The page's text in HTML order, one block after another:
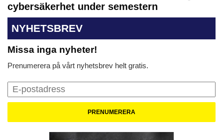
cybersäkerhet under semestern
NYHETSBREV
Missa inga nyheter!
Prenumerera på vårt nyhetsbrev helt gratis.